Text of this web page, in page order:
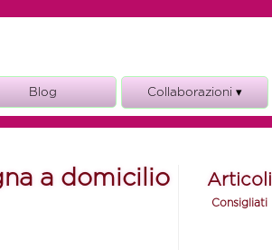
Blog Collaborazioni ▾
a domicilio Articoli
Consigliati